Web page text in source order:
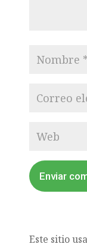
Enviar
Este sitio